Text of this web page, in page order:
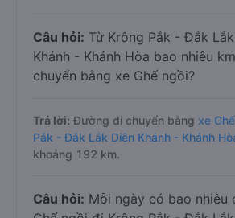
Câu hỏi: Từ Krông Pắk - Đắk
Khánh - Khánh Hòa bao nhiêu
chuyển bằng xe Ghế ngồi?
Trả lời: Đường di chuyển bằng xe
Pắk - Đắk Lắk Diên Khánh - Khánh
khoảng 192 km.
Câu hỏi: Mỗi ngày có bao nhiêu